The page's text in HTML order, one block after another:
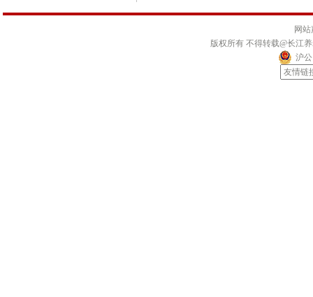
网
版权所有 不得转载@长江
沪公